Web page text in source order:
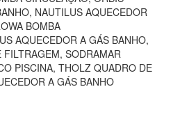
NAUTILUS AQUECEDOR
BOMBA
AQUECEDOR A GÁS BANHO,
SODRAMAR
PISCINA, THOLZ QUADRO DE
A GÁS BANHO